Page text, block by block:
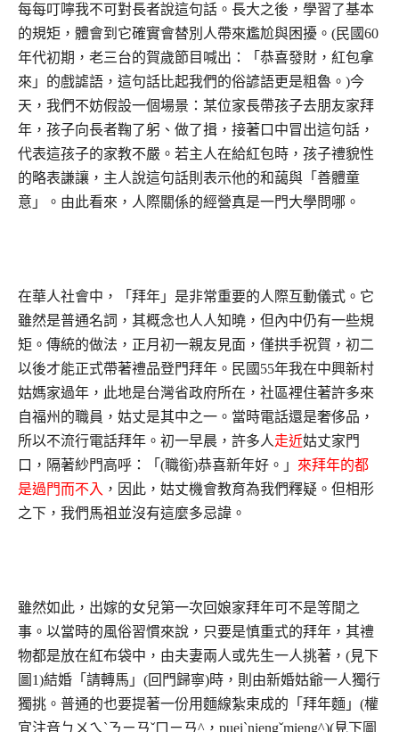
每每叮嚀我不可對長者說這句話。長大之後，學習了基本
的規矩，體會到它確實會替別人帶來尷尬與困擾。(民國60
年代初期，老三台的賀歲節目喊出：「恭喜發財，紅包拿
來」的戲謔語，這句話比起我們的俗諺語更是粗魯。)今
天，我們不妨假設一個場景：某位家長帶孩子去朋友家拜
年，孩子向長者鞠了躬、做了揖，接著口中冒出這句話，
代表這孩子的家教不嚴。若主人在給紅包時，孩子禮貌性
的略表謙讓，主人說這句話則表示他的和藹與「善體童
意」。由此看來，人際關係的經營真是一門大學問哪。
在華人社會中，「拜年」是非常重要的人際互動儀式。它
雖然是普通名詞，其概念也人人知曉，但內中仍有一些規
矩。傳統的做法，正月初一親友見面，僅拱手祝賀，初二
以後才能正式帶著禮品登門拜年。民國55年我在中興新村
姑媽家過年，此地是台灣省政府所在，社區裡住著許多來
自福州的職員，姑丈是其中之一。當時電話還是奢侈品，
所以不流行電話拜年。初一早晨，許多人走近姑丈家門
口，隔著紗門高呼：「(職銜)恭喜新年好。」 來拜年的都
是過門而不入 ，因此，姑丈機會教育為我們釋疑。但相形
之下，我們馬祖並沒有這麼多忌諱。
雖然如此，出嫁的女兒第一次回娘家拜年可不是等閒之
事。以當時的風俗習慣來說，只要是慎重式的拜年，其禮
物都是放在紅布袋中，由夫妻兩人或先生一人挑著，(見下
圖1)結婚「請轉馬」(回門歸寧)時，則由新婚姑爺一人獨行
獨挑。普通的也要提著一份用麵線紮束成的「拜年麵」(權
宜注音ㄅㄨㄟˋㄋㄧㄢˇㄇㄧㄢ^，pueiˋniengˇmieng^)(見下圖